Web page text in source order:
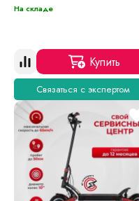
На складе
Купить
Связаться с экспертом